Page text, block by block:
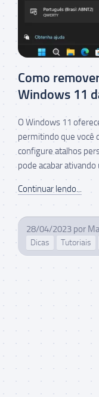
Como
Windows 11
O Windows 11
permitindo que você
configure atalhos
pode acabar
Continuar lendo...
28/04/2023 por
Dicas Tutoriais